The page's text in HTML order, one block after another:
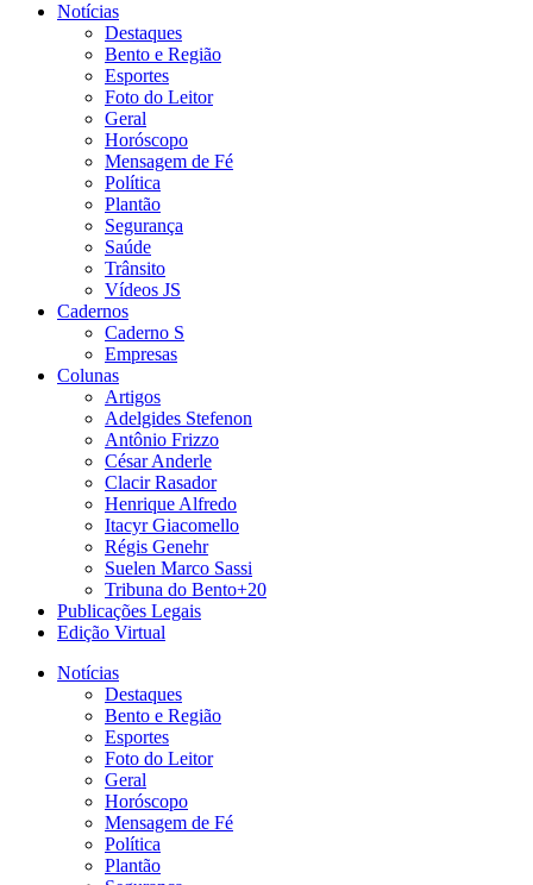
Notícias
Destaques
Bento e Região
Esportes
Foto do Leitor
Geral
Horóscopo
Mensagem de Fé
Política
Plantão
Segurança
Saúde
Trânsito
Vídeos JS
Cadernos
Caderno S
Empresas
Colunas
Artigos
Adelgides Stefenon
Antônio Frizzo
César Anderle
Clacir Rasador
Henrique Alfredo
Itacyr Giacomello
Régis Genehr
Suelen Marco Sassi
Tribuna do Bento+20
Publicações Legais
Edição Virtual
Notícias
Destaques
Bento e Região
Esportes
Foto do Leitor
Geral
Horóscopo
Mensagem de Fé
Política
Plantão